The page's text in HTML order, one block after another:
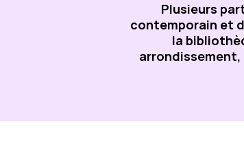
Plusieurs
contemporain et
la